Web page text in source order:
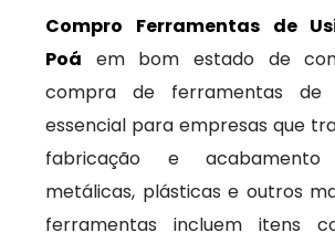
Compro Ferramentas de
Poá em bom estado de
compra de ferramentas de
essencial para empresas que
fabricação e
metálicas, plásticas e outros
ferramentas incluem itens